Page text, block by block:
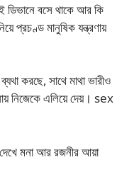
ডিভানে বসে থাকে আর কি
প্রচণ্ড মানুষিক যন্ত্রণায়
করছে, সাথে মাথা ভারীও
নিজেকে এলিয়ে দেয়। sex
দেখে মনা আর রজনীর আয়া